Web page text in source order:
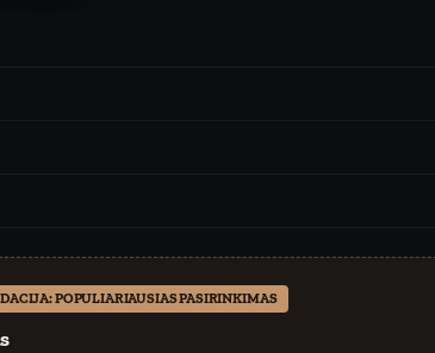
POPULIARIAUSIAS PASIRINKIMAS